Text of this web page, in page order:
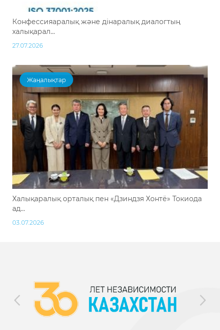
Конфессияаралық және дінаралық диалогтың
халықарал...
27.07.2026
Жаңалықтар
Халықаралық орталық пен «Дзиндзя Хонтё» Токиода
ад...
03.07.2026